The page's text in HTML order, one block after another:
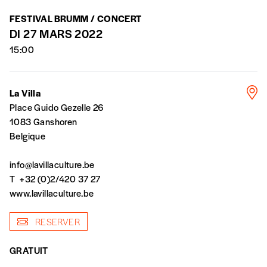
Édition numérique
AJOUTER
Offre découverte
Vous souhaitez découvrir
Je souhaite bénéficier de l’offre découverte
Cadeau
FESTIVAL BRUMM / CONCERT
DI 27 MARS 2022
15:00
La Villa
Place Guido Gezelle 26
1083 Ganshoren
Belgique
info@lavillaculture.be
T +32 (0)2/420 37 27
www.lavillaculture.be
RESERVER
GRATUIT